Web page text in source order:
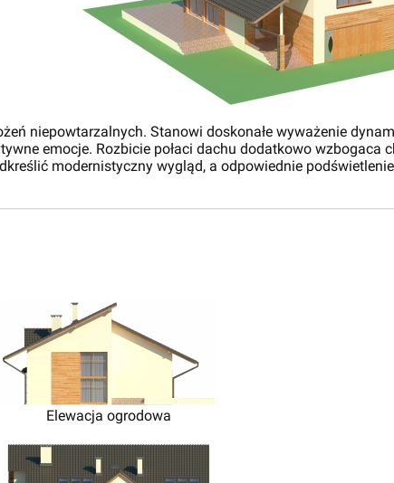
niepowtarzalnych. Stanowi doskonałe wyważenie
emocje. Rozbicie połaci dachu dodatkowo wzbogaca
modernistyczny wygląd, a odpowiednie
Elewacja ogrodowa